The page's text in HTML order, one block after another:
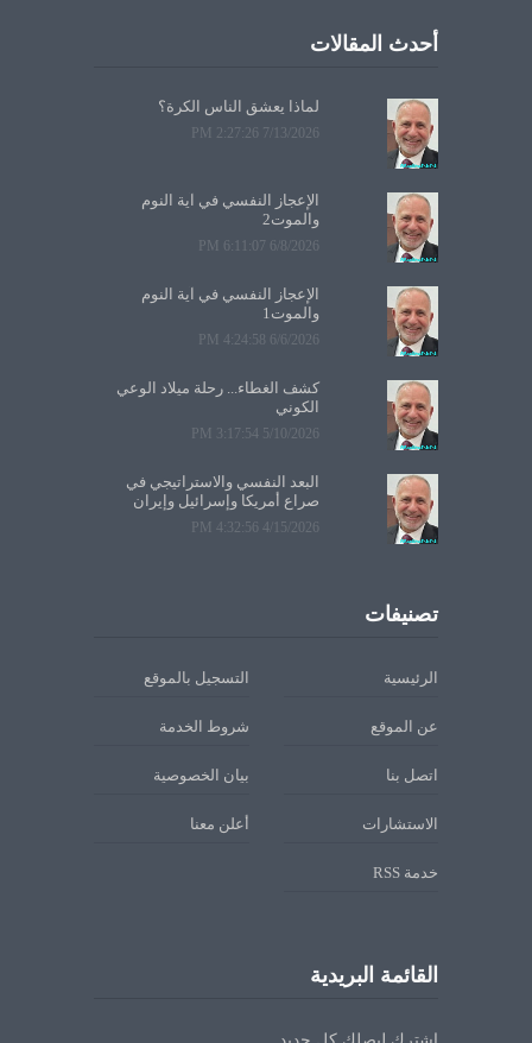
أحدث المقالات
لماذا يعشق الناس الكرة؟
7/13/2026 2:27:26 PM
الإعجاز النفسي في آية النوم
والموت2
6/8/2026 6:11:07 PM
الإعجاز النفسي في آية النوم
والموت1
6/6/2026 4:24:58 PM
كشف الغطاء... رحلة ميلاد الوعي
الكوني
5/10/2026 3:17:54 PM
البعد النفسي والاستراتيجي في
صراع أمريكا وإسرائيل وإيران
4/15/2026 4:32:56 PM
تصنيفات
الرئيسية التسجيل بالموقع
عن الموقع شروط الخدمة
اتصل بنا بيان الخصوصية
الاستشارات أعلن معنا
خدمة RSS
القائمة البريدية